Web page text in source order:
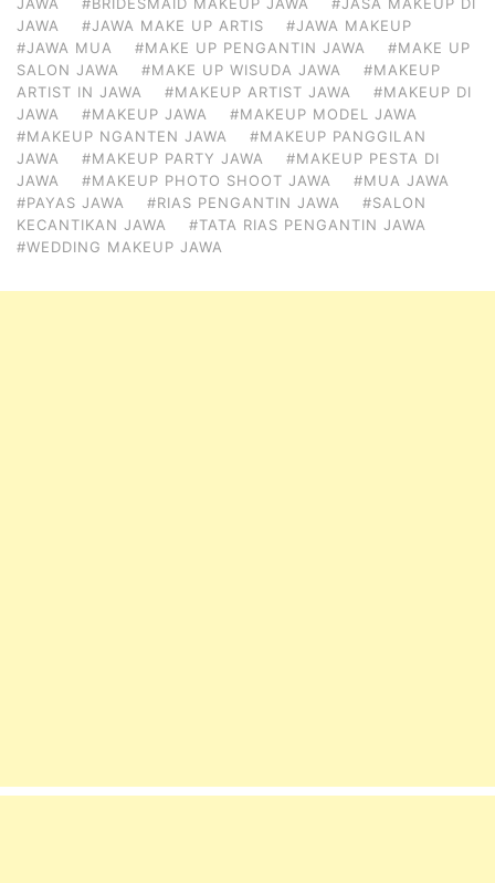
JAWA
#JAWA MAKE UP ARTIS
#JAWA MAKEUP
#JAWA MUA
#MAKE UP PENGANTIN JAWA
#MAKE UP
SALON JAWA
#MAKE UP WISUDA JAWA
#MAKEUP
ARTIST IN JAWA
#MAKEUP ARTIST JAWA
#MAKEUP DI
JAWA
#MAKEUP JAWA
#MAKEUP MODEL JAWA
#MAKEUP NGANTEN JAWA
#MAKEUP PANGGILAN
JAWA
#MAKEUP PARTY JAWA
#MAKEUP PESTA DI
JAWA
#MAKEUP PHOTO SHOOT JAWA
#MUA JAWA
#PAYAS JAWA
#RIAS PENGANTIN JAWA
#SALON
KECANTIKAN JAWA
#TATA RIAS PENGANTIN JAWA
#WEDDING MAKEUP JAWA